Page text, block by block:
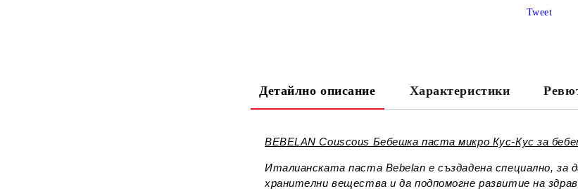
Tweet
Детайлно описание Характеристики
BEBELAN Couscous Бебешка паста микро Кус-Кус за
Италианската паста Bebelan e създадена специално,
хранителни вещества и да подпомогне развитие на